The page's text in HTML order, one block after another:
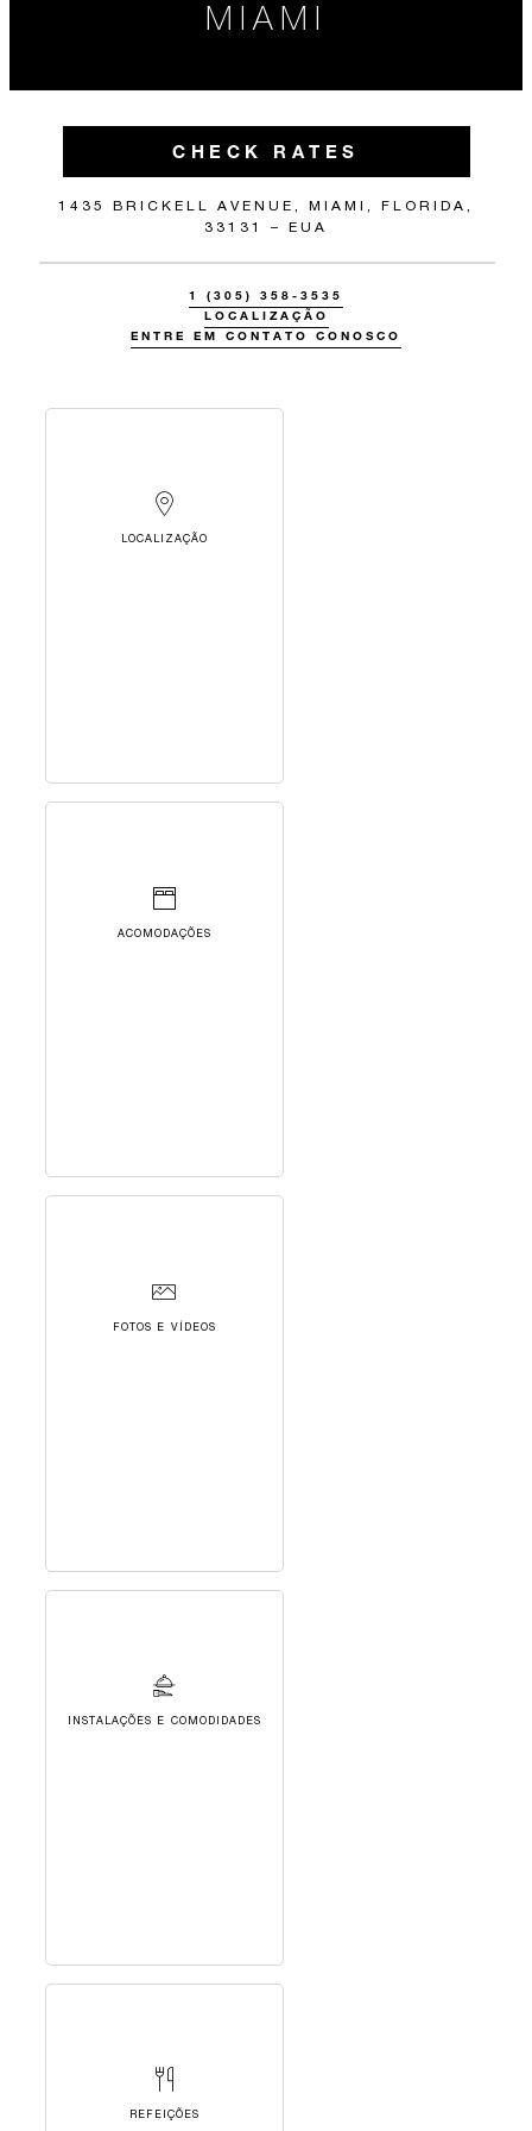
MIAMI
CHECK RATES
1435 BRICKELL AVENUE, MIAMI, FLORIDA,
33131 – EUA
1 (305) 358-3535
LOCALIZAÇÃO
ENTRE EM CONTATO CONOSCO
LOCALIZAÇÃO
ACOMODAÇÕES
FOTOS E VÍDEOS
INSTALAÇÕES E COMODIDADES
REFEIÇÕES